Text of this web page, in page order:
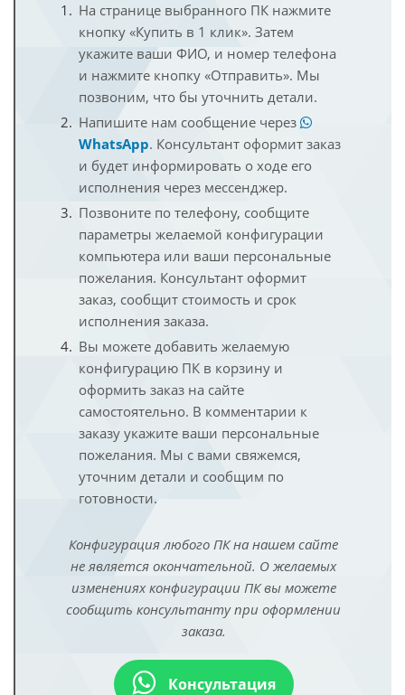
На странице выбранного ПК нажмите
кнопку «Купить в 1 клик». Затем
укажите ваши ФИО, и номер телефона
и нажмите кнопку «Отправить». Мы
позвоним, что бы уточнить детали.
Напишите нам сообщение через
WhatsApp. Консультант оформит заказ
и будет информировать о ходе его
исполнения через мессенджер.
Позвоните по телефону, сообщите
параметры желаемой конфигурации
компьютера или ваши персональные
пожелания. Консультант оформит
заказ, сообщит стоимость и срок
исполнения заказа.
Вы можете добавить желаемую
конфигурацию ПК в корзину и
оформить заказ на сайте
самостоятельно. В комментарии к
заказу укажите ваши персональные
пожелания. Мы с вами свяжемся,
уточним детали и сообщим по
готовности.
Конфигурация любого ПК на нашем сайте
не является окончательной. О желаемых
изменениях конфигурации ПК вы можете
сообщить консультанту при оформлении
заказа.
Консультация